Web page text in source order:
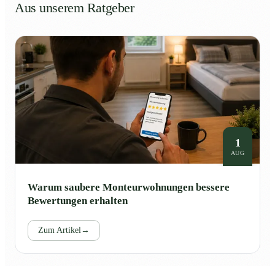
Aus unserem Ratgeber
1
AUG
Warum saubere Monteurwohnungen bessere
Bewertungen erhalten
Zum Artikel→